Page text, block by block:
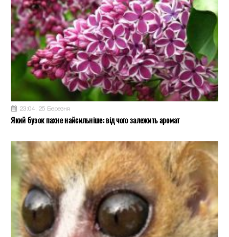
23:04, 25 Березня
Який бузок пахне найсильніше: від чого залежить аромат